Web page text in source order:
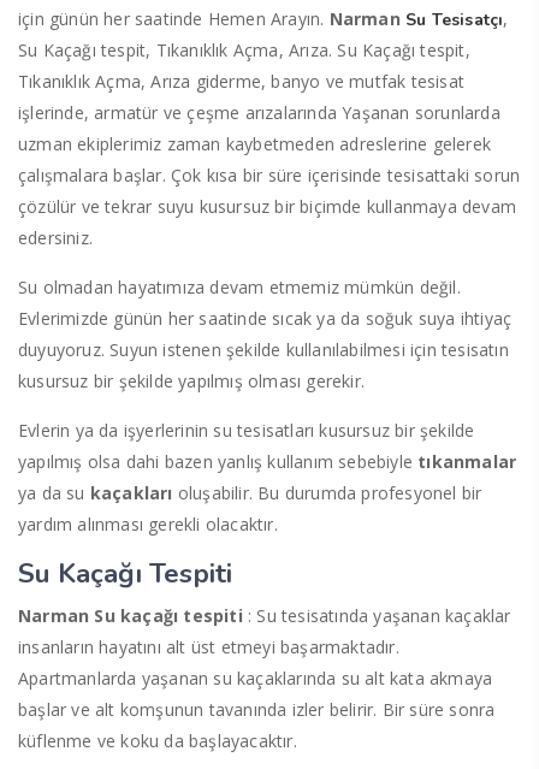
için günün her saatinde Hemen Arayın. Narman Su Tesisatçı,
Su Kaçağı tespit, Tıkanıklık Açma, Arıza. Su Kaçağı tespit,
Tıkanıklık Açma, Arıza giderme, banyo ve mutfak tesisat
işlerinde, armatür ve çeşme arızalarında Yaşanan sorunlarda
uzman ekiplerimiz zaman kaybetmeden adreslerine gelerek
çalışmalara başlar. Çok kısa bir süre içerisinde tesisattaki sorun
çözülür ve tekrar suyu kusursuz bir biçimde kullanmaya devam
edersiniz.
Su olmadan hayatımıza devam etmemiz mümkün değil.
Evlerimizde günün her saatinde sıcak ya da soğuk suya ihtiyaç
duyuyoruz. Suyun istenen şekilde kullanılabilmesi için tesisatın
kusursuz bir şekilde yapılmış olması gerekir.
Evlerin ya da işyerlerinin su tesisatları kusursuz bir şekilde
yapılmış olsa dahi bazen yanlış kullanım sebebiyle tıkanmalar
ya da su kaçakları oluşabilir. Bu durumda profesyonel bir
yardım alınması gerekli olacaktır.
Su Kaçağı Tespiti
Narman Su kaçağı tespiti : Su tesisatında yaşanan kaçaklar
insanların hayatını alt üst etmeyi başarmaktadır.
Apartmanlarda yaşanan su kaçaklarında su alt kata akmaya
başlar ve alt komşunun tavanında izler belirir. Bir süre sonra
küflenme ve koku da başlayacaktır.